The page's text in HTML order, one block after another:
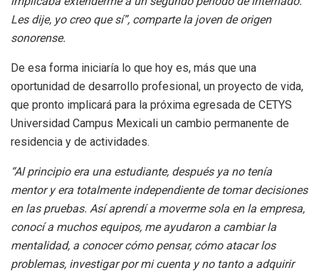
Les dije, yo creo que sí”, comparte la joven de origen
sonorense.
De esa forma iniciaría lo que hoy es, más que una
oportunidad de desarrollo profesional, un proyecto de vida,
que pronto implicará para la próxima egresada de CETYS
Universidad Campus Mexicali un cambio permanente de
residencia y de actividades.
“Al principio era una estudiante, después ya no tenía
mentor y era totalmente independiente de tomar decisiones
en las pruebas. Así aprendí a moverme sola en la empresa,
conocí a muchos equipos, me ayudaron a cambiar la
mentalidad, a conocer cómo pensar, cómo atacar los
problemas, investigar por mi cuenta y no tanto a adquirir